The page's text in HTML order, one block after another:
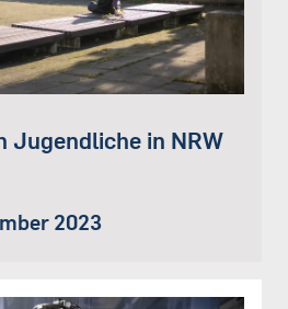
Jugendliche in NRW
2023